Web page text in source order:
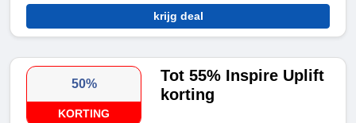
krijg deal
50%
KORTING
Tot 55% Inspire Uplift
korting